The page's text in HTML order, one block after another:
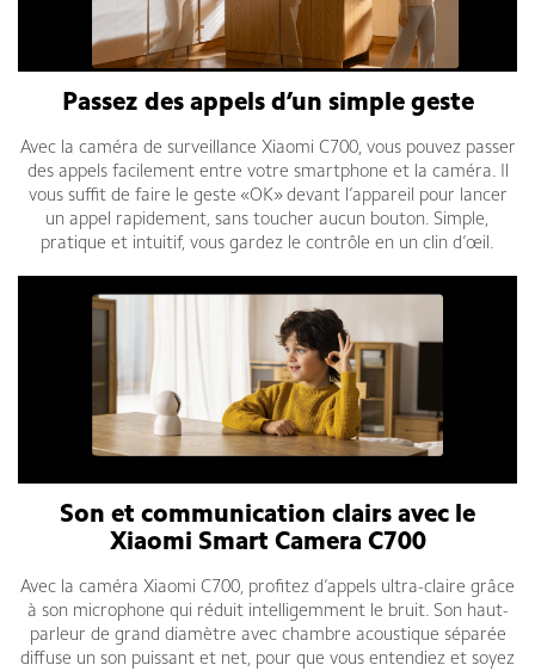
Passez des appels d’un simple geste
Avec la caméra de surveillance Xiaomi C700, vous pouvez passer
des appels facilement entre votre smartphone et la caméra. Il
vous suffit de faire le geste «OK» devant l’appareil pour lancer
un appel rapidement, sans toucher aucun bouton. Simple,
pratique et intuitif, vous gardez le contrôle en un clin d’œil.
Son et communication clairs avec le
Xiaomi Smart Camera C700
Avec la caméra Xiaomi C700, profitez d’appels ultra-claire grâce
à son microphone qui réduit intelligemment le bruit. Son haut-
parleur de grand diamètre avec chambre acoustique séparée
diffuse un son puissant et net, pour que vous entendiez et soyez